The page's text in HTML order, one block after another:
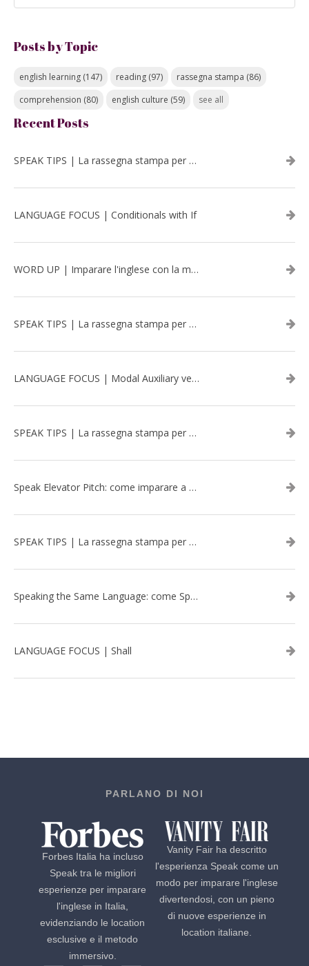
Posts by Topic
english learning (147) reading (97) rassegna stampa (86)
comprehension (80) english culture (59) see all
Recent Posts
SPEAK TIPS | La rassegna stampa per migliorare l’inglese - luglio 2026
LANGUAGE FOCUS | Conditionals with If
WORD UP | Imparare l'inglese con la musica: David Bowie
SPEAK TIPS | La rassegna stampa per migliorare l’inglese - aprile 2026
LANGUAGE FOCUS | Modal Auxiliary verbs in the past
SPEAK TIPS | La rassegna stampa per migliorare l’inglese - marzo 2026
Speak Elevator Pitch: come imparare a gestire una presentazione in inglese
SPEAK TIPS | La rassegna stampa per migliorare l’inglese - febbraio 2026
Speaking the Same Language: come Speak aiuta a rafforzare i team attraverso il Team Building in inglese
LANGUAGE FOCUS | Shall
PARLANO DI NOI
Forbes Italia ha incluso
Speak tra le migliori
esperienze per imparare
l'inglese in Italia,
evidenziando le location
esclusive e il metodo
immersivo.
Vanity Fair ha descritto
l'esperienza Speak come un
modo per imparare l'inglese
divertendosi, con un pieno
di nuove esperienze in
location italiane.